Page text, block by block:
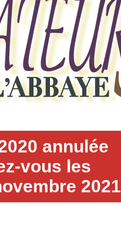
annulée
vous les
2021